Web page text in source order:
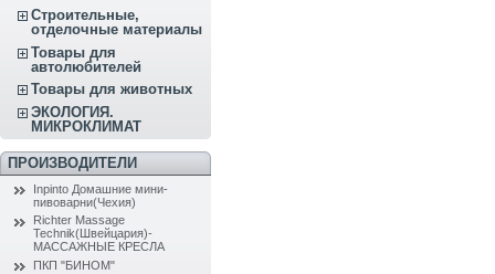
Строительные,
отделочные материалы
Товары для
автолюбителей
Товары для животных
ЭКОЛОГИЯ.
МИКРОКЛИМАТ
ПРОИЗВОДИТЕЛИ
Inpinto Домашние мини-
пивоварни(Чехия)
Richter Massage
Technik(Швейцария)-
МАССАЖНЫЕ КРЕСЛА
ПКП "БИНОМ"